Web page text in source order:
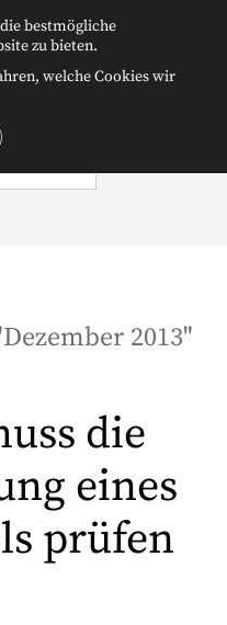
Dezember 2013"
die
eines
prüfen
bestmögliche
zu bieten.
welche Cookies wir